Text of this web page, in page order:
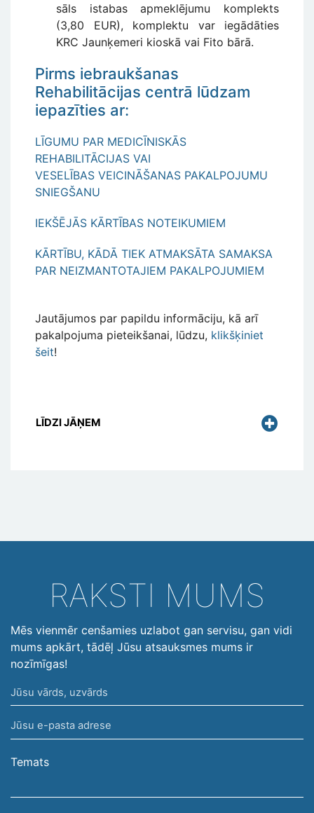
sāls istabas apmeklējumu komplekts
(3,80 EUR), komplektu var iegādāties
KRC Jaunķemeri kioskā vai Fito bārā.
Pirms iebraukšanas
Rehabilitācijas centrā lūdzam
iepazīties ar:
LĪGUMU PAR MEDICĪNISKĀS
REHABILITĀCIJAS VAI
VESELĪBAS VEICINĀŠANAS PAKALPOJUMU
SNIEGŠANU
IEKŠĒJĀS KĀRTĪBAS NOTEIKUMIEM
KĀRTĪBU, KĀDĀ TIEK ATMAKSĀTA SAMAKSA
PAR NEIZMANTOTAJIEM PAKALPOJUMIEM
Jautājumos par papildu informāciju, kā arī
pakalpojuma pieteikšanai, lūdzu, klikšķiniet
šeit!
LĪDZI JĀŅEM
RAKSTI MUMS
Mēs vienmēr cenšamies uzlabot gan servisu, gan vidi
mums apkārt, tādēļ Jūsu atsauksmes mums ir
nozīmīgas!
Jūsu
vārds,
uzvārds
Jūsu
e-
pasta
Temats